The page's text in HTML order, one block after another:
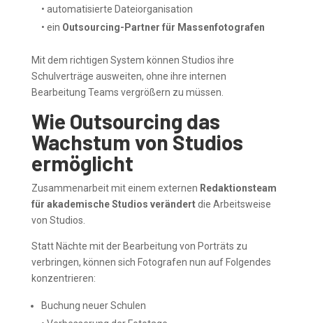
• automatisierte Dateiorganisation
• ein Outsourcing-Partner für Massenfotografen
Mit dem richtigen System können Studios ihre
Schulverträge ausweiten, ohne ihre internen
Bearbeitung Teams vergrößern zu müssen.
Wie Outsourcing das
Wachstum von Studios
ermöglicht
Zusammenarbeit mit einem externen Redaktionsteam
für akademische Studios verändertdie Arbeitsweise
von Studios.
Statt Nächte mit der Bearbeitung von Porträts zu
verbringen, können sich Fotografen nun auf Folgendes
konzentrieren:
Buchung neuer Schulen